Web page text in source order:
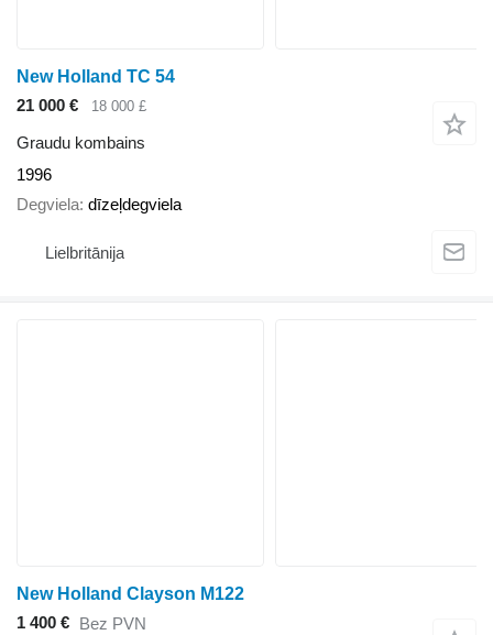
New Holland TC 54
21 000 €
18 000 £
Graudu kombains
1996
Degviela dīzeļdegviela
Lielbritānija
New Holland Clayson M122
1 400 € Bez PVN